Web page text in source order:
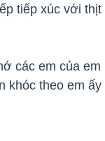
tiếp xúc với thịt
các em của em
khóc theo em ấy